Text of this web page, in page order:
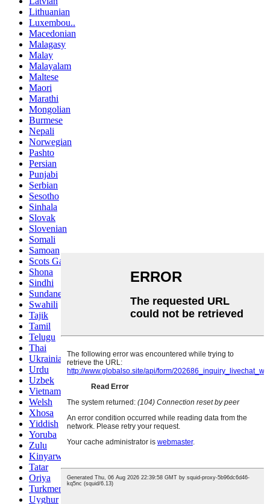
Lithuanian
Luxembou..
Macedonian
Malagasy
Malay
Malayalam
Maltese
Maori
Marathi
Mongolian
Burmese
Nepali
Norwegian
Pashto
Persian
Punjabi
Serbian
Sesotho
Sinhala
Slovak
Slovenian
Somali
Samoan
Scots Gaelic
Shona
Sindhi
Sundanese
Swahili
Tajik
Tamil
Telugu
Thai
Ukrainian
Urdu
Uzbek
Vietnamese
Welsh
Xhosa
Yiddish
Yoruba
Zulu
Kinyarwanda
Tatar
Oriya
Turkmen
Uyghur